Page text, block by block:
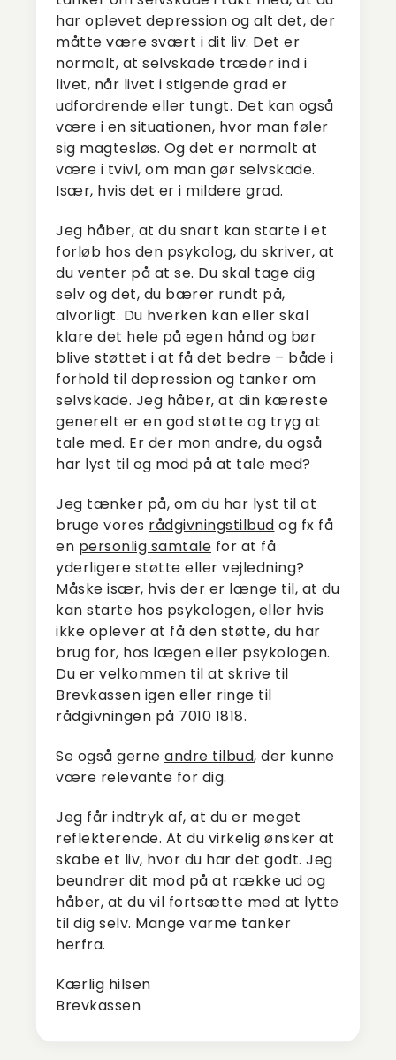
har oplevet depression og alt det, der
måtte være svært i dit liv. Det er
normalt, at selvskade træder ind i
livet, når livet i stigende grad er
udfordrende eller tungt. Det kan også
være i en situationen, hvor man føler
sig magtesløs. Og det er normalt at
være i tvivl, om man gør selvskade.
Især, hvis det er i mildere grad.
Jeg håber, at du snart kan starte i et
forløb hos den psykolog, du skriver, at
du venter på at se. Du skal tage dig
selv og det, du bærer rundt på,
alvorligt. Du hverken kan eller skal
klare det hele på egen hånd og bør
blive støttet i at få det bedre – både i
forhold til depression og tanker om
selvskade. Jeg håber, at din kæreste
generelt er en god støtte og tryg at
tale med. Er der mon andre, du også
har lyst til og mod på at tale med?
Jeg tænker på, om du har lyst til at
bruge vores rådgivningstilbud og fx få
en personlig samtale for at få
yderligere støtte eller vejledning?
Måske især, hvis der er længe til, at du
kan starte hos psykologen, eller hvis
ikke oplever at få den støtte, du har
brug for, hos lægen eller psykologen.
Du er velkommen til at skrive til
Brevkassen igen eller ringe til
rådgivningen på 7010 1818.
Se også gerne andre tilbud, der kunne
være relevante for dig.
Jeg får indtryk af, at du er meget
reflekterende. At du virkelig ønsker at
skabe et liv, hvor du har det godt. Jeg
beundrer dit mod på at række ud og
håber, at du vil fortsætte med at lytte
til dig selv. Mange varme tanker
herfra.
Kærlig hilsen
Brevkassen